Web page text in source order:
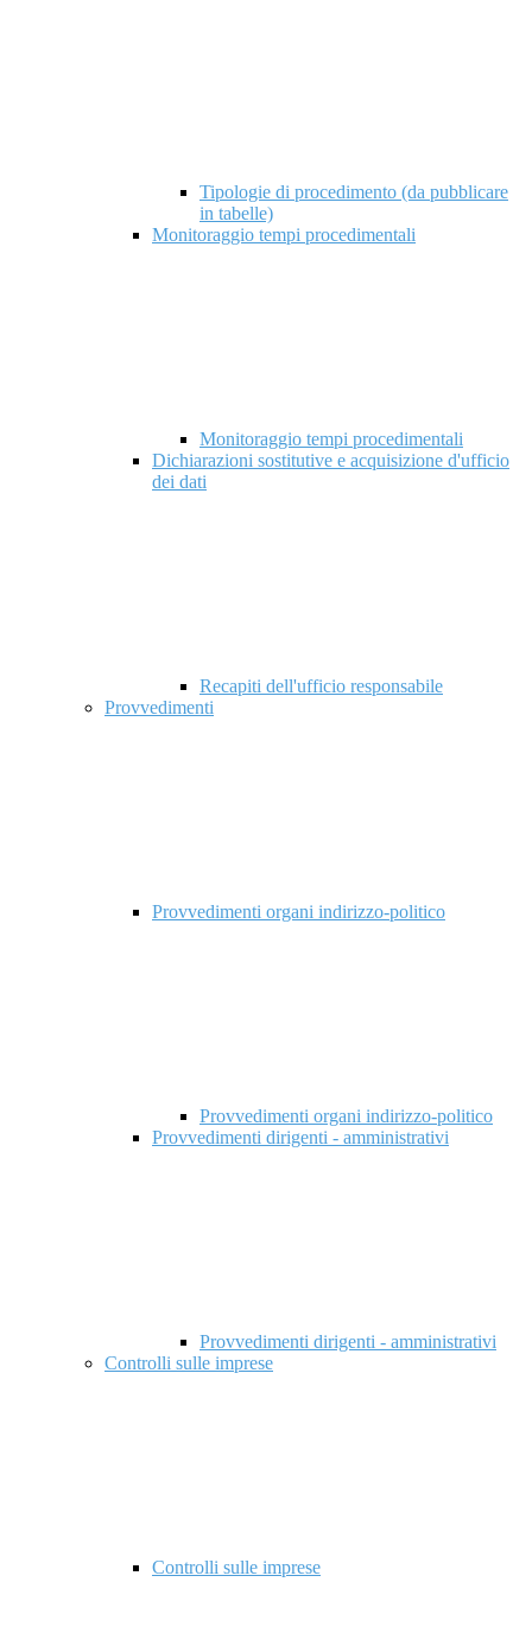
Tipologie di procedimento (da pubblicare
in tabelle)
Monitoraggio tempi procedimentali
Monitoraggio tempi procedimentali
Dichiarazioni sostitutive e acquisizione d'ufficio
dei dati
Recapiti dell'ufficio responsabile
Provvedimenti
Provvedimenti organi indirizzo-politico
Provvedimenti organi indirizzo-politico
Provvedimenti dirigenti - amministrativi
Provvedimenti dirigenti - amministrativi
Controlli sulle imprese
Controlli sulle imprese